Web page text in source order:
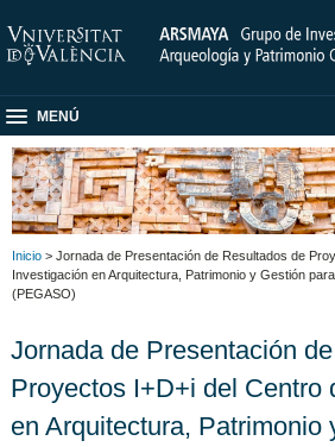
MENÚ
Inicio > Jornada de Presentación de Resultados de
Investigación en Arquitectura, Patrimonio y Gestión
(PEGASO)
Jornada de Presentación
Proyectos I+D+i del Centro
en Arquitectura, Patrimonio